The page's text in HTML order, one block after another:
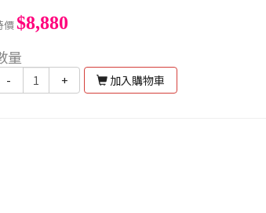
價$8,880
量
- + 加入購物車